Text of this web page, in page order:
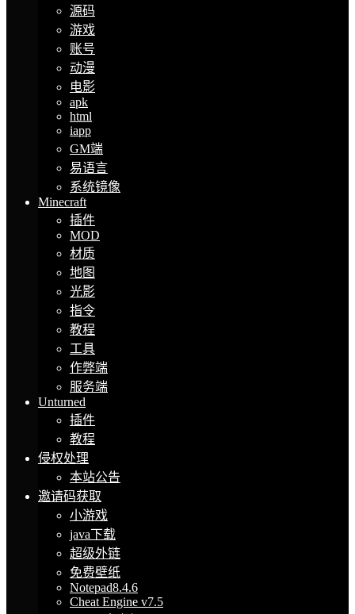
源码
游戏
账号
动漫
电影
apk
html
iapp
GM端
易语言
系统镜像
Minecraft
插件
MOD
材质
地图
光影
指令
教程
工具
作弊端
服务端
Unturned
插件
教程
侵权处理
本站公告
邀请码获取
小游戏
java下载
超级外链
免费壁纸
Notepad8.4.6
Cheat Engine v7.5